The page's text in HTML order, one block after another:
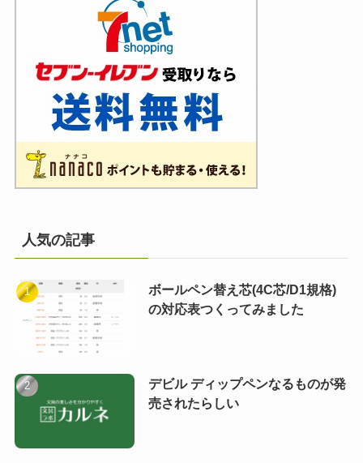
人気の記事
ボールペン替え芯(4C芯/D1規格)
の対応表つくってみました
デビル ディップペンなるものが発
売されたらしい